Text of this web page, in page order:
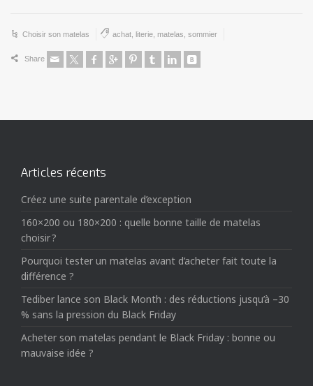
Choisir son matelas achat literie matelas sommier
Share
Articles récents
Créez une suite parentale d’exception
160×200 ou 180×200 : quelle bonne taille de matelas
choisir ?
Pourquoi tester un matelas avant d’acheter fait toute la
différence ?
Tediber lance son Black Month : des réductions jusqu’à –30
% sans la pression du Black Friday
Acheter son matelas pendant le Black Friday : bonne ou
mauvaise idée ?